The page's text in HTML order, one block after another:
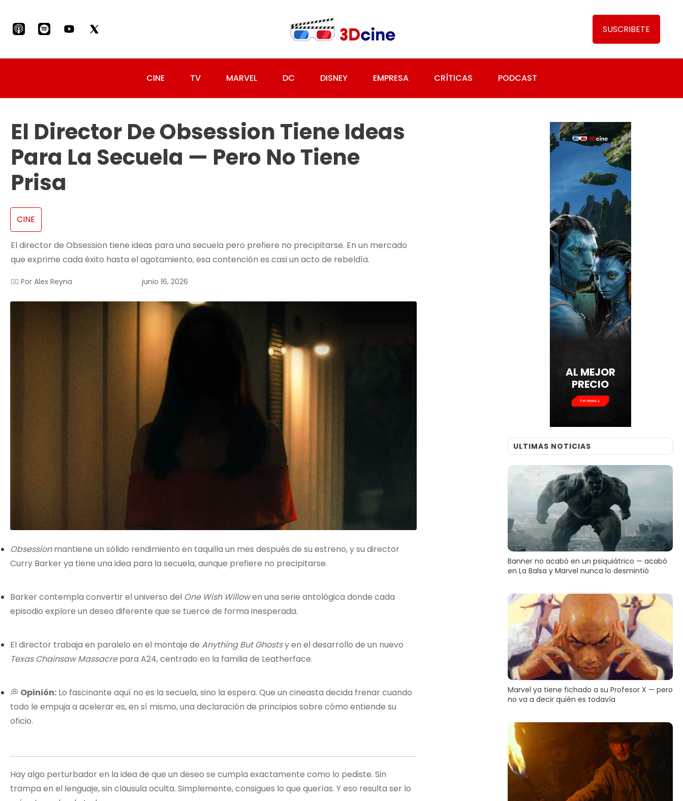
SUSCRIBETE
CINE TV MARVEL DC DISNEY EMPRESA CRÍTICAS PODCAST
El Director De Obsession Tiene Ideas
Para La Secuela — Pero No Tiene
Prisa
CINE
El director de Obsession tiene ideas para una secuela pero prefiere no precipitarse. En un mercado
que exprime cada éxito hasta el agotamiento, esa contención es casi un acto de rebeldía.
✍🏻 Por Alex Reyna junio 16, 2026
Obsessionmantiene un sólido rendimiento en taquilla un mes después de su estreno, y su director
Curry Barker ya tiene una idea para la secuela, aunque prefiere no precipitarse.
Barker contempla convertir el universo del One Wish Willowen una serie antológica donde cada
episodio explore un deseo diferente que se tuerce de forma inesperada.
El director trabaja en paralelo en el montaje de Anything But Ghostsy en el desarrollo de un nuevo
Texas Chainsaw Massacrepara A24, centrado en la familia de Leatherface.
💭 Opinión: Lo fascinante aquí no es la secuela, sino la espera. Que un cineasta decida frenar cuando
todo le empuja a acelerar es, en sí mismo, una declaración de principios sobre cómo entiende su
oficio.
Hay algo perturbador en la idea de que un deseo se cumpla exactamente como lo pediste. Sin
trampa en el lenguaje, sin cláusula oculta. Simplemente, consigues lo que querías. Y eso resulta ser lo
EDICIONES
ESPECIALES
Ver ahora
ULTIMAS NOTICIAS
Banner no acabó en un psiquiátrico — acabó
en La Balsa y Marvel nunca lo desmintió
Marvel ya tiene fichado a su Profesor X — pero
no va a decir quién es todavía